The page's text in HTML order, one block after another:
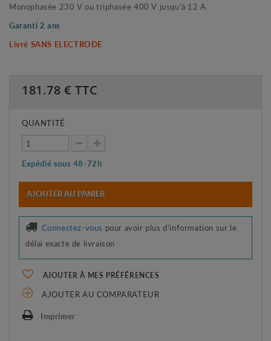
Monophasée 230 V ou triphasée 400 V jusqu'à 12 A.
Garanti 2 ans
Livré SANS ELECTRODE
181.78 € TTC
QUANTITÉ
Expédié sous 48-72h
AJOUTER AU PANIER
Connectez-vous pour avoir plus d'information sur le
délai exacte de livraison
AJOUTER À MES PRÉFÉRENCES
AJOUTER AU COMPARATEUR
Imprimer